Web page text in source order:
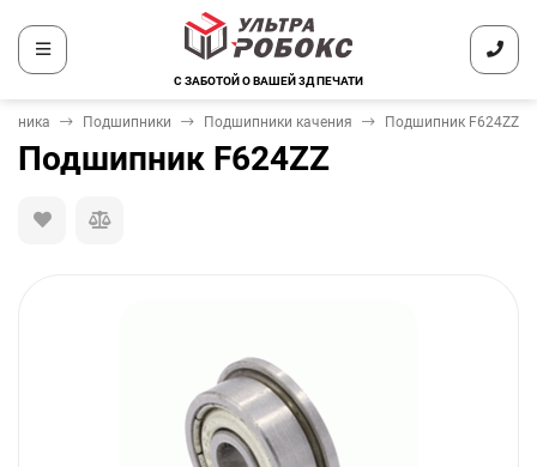
С ЗАБОТОЙ О ВАШЕЙ 3Д ПЕЧАТИ
Подшипники Подшипники качения Подшипник F624ZZ
Подшипник F624ZZ